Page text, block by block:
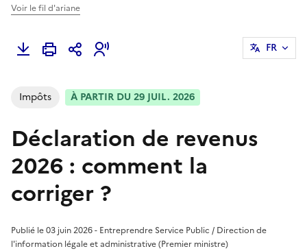
Voir le fil d'ariane
FR
Impôts À PARTIR DU 29 JUIL. 2026
Déclaration de revenus
2026 : comment la
corriger ?
Publié le 03 juin 2026 - Entreprendre Service Public / Direction de
l'information légale et administrative (Premier ministre)